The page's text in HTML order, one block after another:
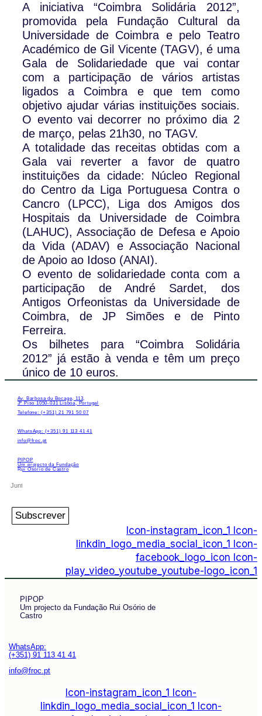
A iniciativa “Coimbra Solidária 2012”,
promovida pela Fundação Cultural da
Universidade de Coimbra e pelo Teatro
Académico de Gil Vicente (TAGV), é uma
Gala de Solidariedade que vai contar
com a participação de vários artistas
ligados a Coimbra e que tem como
objetivo ajudar várias instituições sociais.
O evento vai decorrer no próximo dia 2
de março, pelas 21h30, no TAGV.
A totalidade das receitas obtidas com a
Gala vai reverter a favor de quatro
instituições da cidade: Núcleo Regional
do Centro da Liga Portuguesa Contra o
Cancro (LPCC), Liga dos Amigos dos
Hospitais da Universidade de Coimbra
(LAHUC), Associação de Defesa e Apoio
da Vida (ADAV) e Associação Nacional
de Apoio ao Idoso (ANAI).
O evento de solidariedade conta com a
participação de André Sardet, dos
Antigos Orfeonistas da Universidade de
Coimbra, de JP Simões e de Pinto
Ferreira.
Os bilhetes para “Coimbra Solidária
2012” já estão à venda e têm um preço
único de 10 euros.
Av. Barbosa du Bocage, 113,
3º Piso 1050-031 Lisboa, Portugal
Telefone: (+351) 21 791 50 07
WhatsApp: (+351) 91 113 41 41
info@froc.pt
PIPOP
Um projecto da Fundação
Rui Osório de Castro
Subscrever
Icon-instagram_icon_1
Icon-
linkdin_logo_media_social_icon_1
Icon-
facebook_logo_icon Icon-
play_video_youtube_youtube-logo_icon_1
PIPOP
Um projecto da Fundação Rui Osório de
Castro
WhatsApp:
(+351) 91 113 41 41
info@froc.pt
Icon-instagram_icon_1
Icon-
linkdin_logo_media_social_icon_1
Icon-